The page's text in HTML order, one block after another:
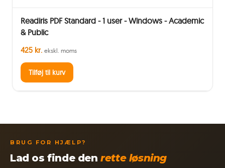
Readiris PDF Standard - 1 user - Windows - Academic
& Public
425 kr. ekskl. moms
Tilføj til kurv
BRUG FOR HJÆLP?
Lad os finde denrette løsning